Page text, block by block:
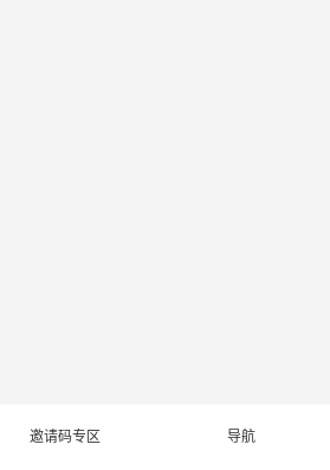
邀请码专区 导航